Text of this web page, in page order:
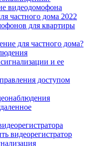
видеодомофона
частного дома 2022
для квартиры
для частного дома?
и ее
доступом
видеорегистратор